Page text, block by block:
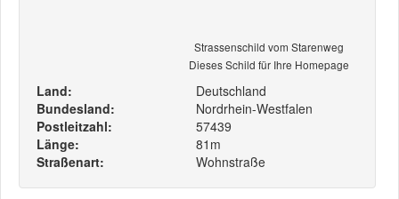
Strassenschild vom Starenweg
Dieses Schild für Ihre Homepage
Land:
Deutschland
Bundesland:
Nordrhein-Westfalen
Postleitzahl:
57439
Länge:
81m
Straßenart:
Wohnstraße